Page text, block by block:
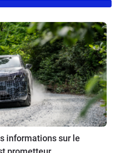
informations sur le